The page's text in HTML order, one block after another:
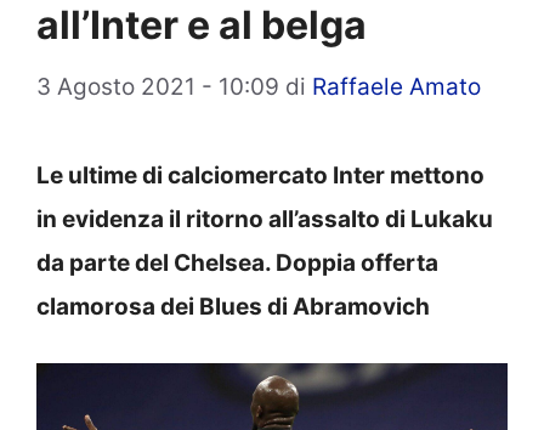
all’Inter e al belga
3 Agosto 2021 - 10:09 di Raffaele Amato
Le ultime di calciomercato Inter mettono
in evidenza il ritorno all’assalto di Lukaku
da parte del Chelsea. Doppia offerta
clamorosa dei Blues di Abramovich